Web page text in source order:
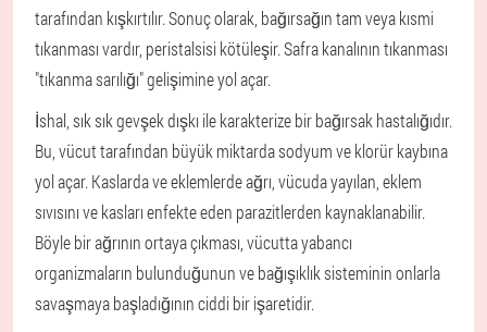
tarafından kışkırtılır. Sonuç olarak, bağırsağın tam veya kısmi
tıkanması vardır, peristalsisi kötüleşir. Safra kanalının tıkanması
"tıkanma sarılığı" gelişimine yol açar.
İshal, sık sık gevşek dışkı ile karakterize bir bağırsak hastalığıdır.
Bu, vücut tarafından büyük miktarda sodyum ve klorür kaybına
yol açar. Kaslarda ve eklemlerde ağrı, vücuda yayılan, eklem
sıvısını ve kasları enfekte eden parazitlerden kaynaklanabilir.
Böyle bir ağrının ortaya çıkması, vücutta yabancı
organizmaların bulunduğunun ve bağışıklık sisteminin onlarla
savaşmaya başladığının ciddi bir işaretidir.